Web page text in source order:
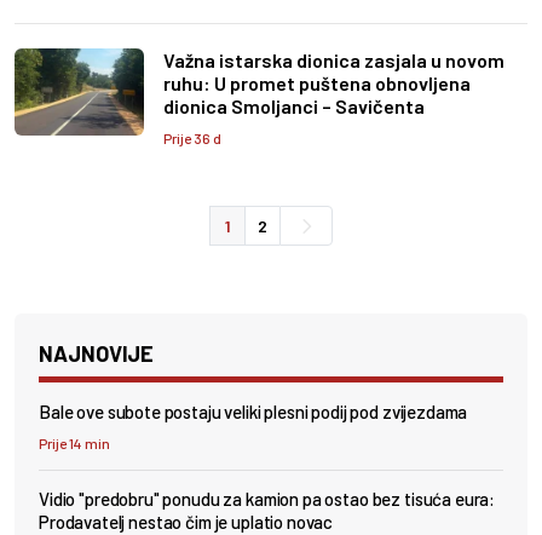
Važna istarska dionica zasjala u novom
ruhu: U promet puštena obnovljena
dionica Smoljanci – Savičenta
Prije 36 d
1 2
NAJNOVIJE
Bale ove subote postaju veliki plesni podij pod zvijezdama
Prije 14 min
Vidio "predobru" ponudu za kamion pa ostao bez tisuća eura:
Prodavatelj nestao čim je uplatio novac